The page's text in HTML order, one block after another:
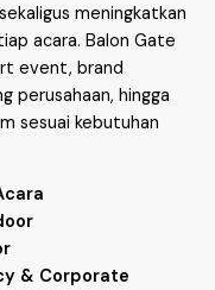
meningkatkan
acara. Balon Gate
event, brand
perusahaan, hingga
sesuai kebutuhan
& Corporate